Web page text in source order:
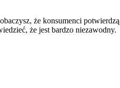
że konsumenci
że jest bardzo niezawodny.